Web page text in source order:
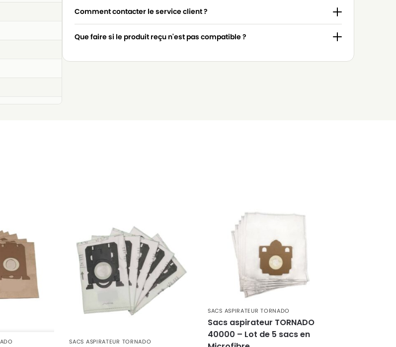
Comment contacter le service client ?
Que faire si le produit reçu n'est pas compatible ?
SACS ASPIRATEUR TORNADO
SACS ASPIRATEUR TORNADO
Sacs aspirateur TORNADO
40000 – Lot de 5 sacs en